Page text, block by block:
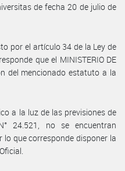
de fecha 20 de julio de
por el artículo 34 de la Ley de
que el MINISTERIO DE
del mencionado estatuto a la
a la luz de las previsiones de
24.521, no se encuentran
que corresponde disponer la